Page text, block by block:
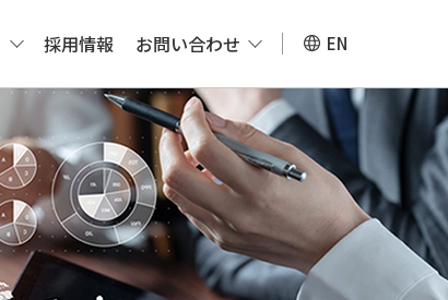
EN
採用情報 お問い合わせ